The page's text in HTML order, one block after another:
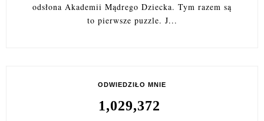
odsłona Akademii Mądrego Dziecka. Tym razem są
to pierwsze puzzle. J...
ODWIEDZIŁO MNIE
1,029,372